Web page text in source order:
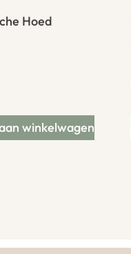
Hoed
winkelwagen